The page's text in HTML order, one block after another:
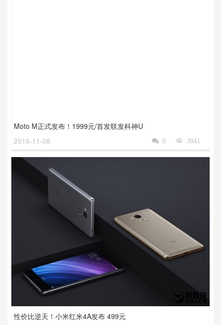
Moto M正式发布！1999元/首发联发科神U
2016-11-08
3841

0

性价比逆天！小米红米4A发布 499元